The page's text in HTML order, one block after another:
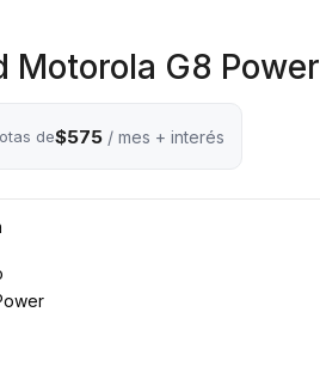
Motorola G8 Power
de$575/ mes + interés